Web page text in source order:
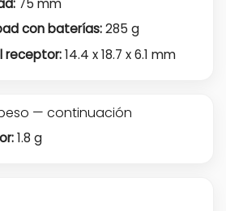
75 mm
con baterías:285 g
receptor:14.4 x 18.7 x 6.1 mm
— continuación
1.8 g